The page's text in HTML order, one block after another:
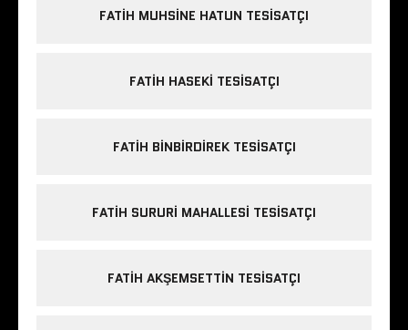
FATIH MUHSINE HATUN TESISATÇI
FATIH HASEKI TESISATÇI
FATIH BINBIRDIREK TESISATÇI
FATIH SURURI MAHALLESI TESISATÇI
FATIH AKŞEMSETTIN TESISATÇI